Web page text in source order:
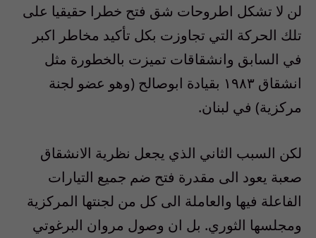
لن لا تشكل اطروحات شق فتح خطرا حقيقيا على
تلك الحركة التي تجاوزت بكل تأكيد مخاطر اكبر
في السابق وانشقاقات تميزت بالخطورة مثل
انشقاق ١٩٨٣ بقيادة ابوصالح (وهو عضو لجنة
مركزية) في لبنان.
لكن السبب الثاني الذي يجعل نظرية الانشقاق
صعبة يعود الى مقدرة فتح ضم جميع التيارات
الفاعلة فيها والعاملة الى كل من لجنتها المركزية
ومجلسها الثوري. بل ان وصول مروان البرغوتي